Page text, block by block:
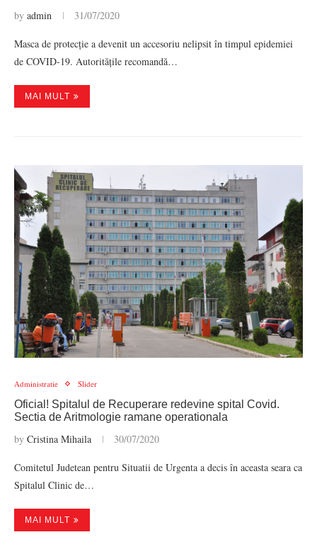
by admin 31/07/2020
Masca de protecție a devenit un accesoriu nelipsit în timpul epidemiei
de COVID-19. Autoritățile recomandă…
MAI MULT
Administratie Slider
Oficial! Spitalul de Recuperare redevine spital Covid.
Sectia de Aritmologie ramane operationala
by Cristina Mihaila 30/07/2020
Comitetul Judetean pentru Situatii de Urgenta a decis în aceasta seara ca
Spitalul Clinic de…
MAI MULT